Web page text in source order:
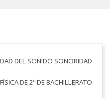
DEL SONIDO SONORIDAD
FÍSICA DE 2º DE BACHILLERATO